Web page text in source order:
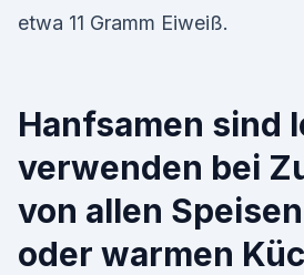
etwa 11 Gramm Eiweiß.
Hanfsamen sind
verwenden bei
von allen
oder warmen